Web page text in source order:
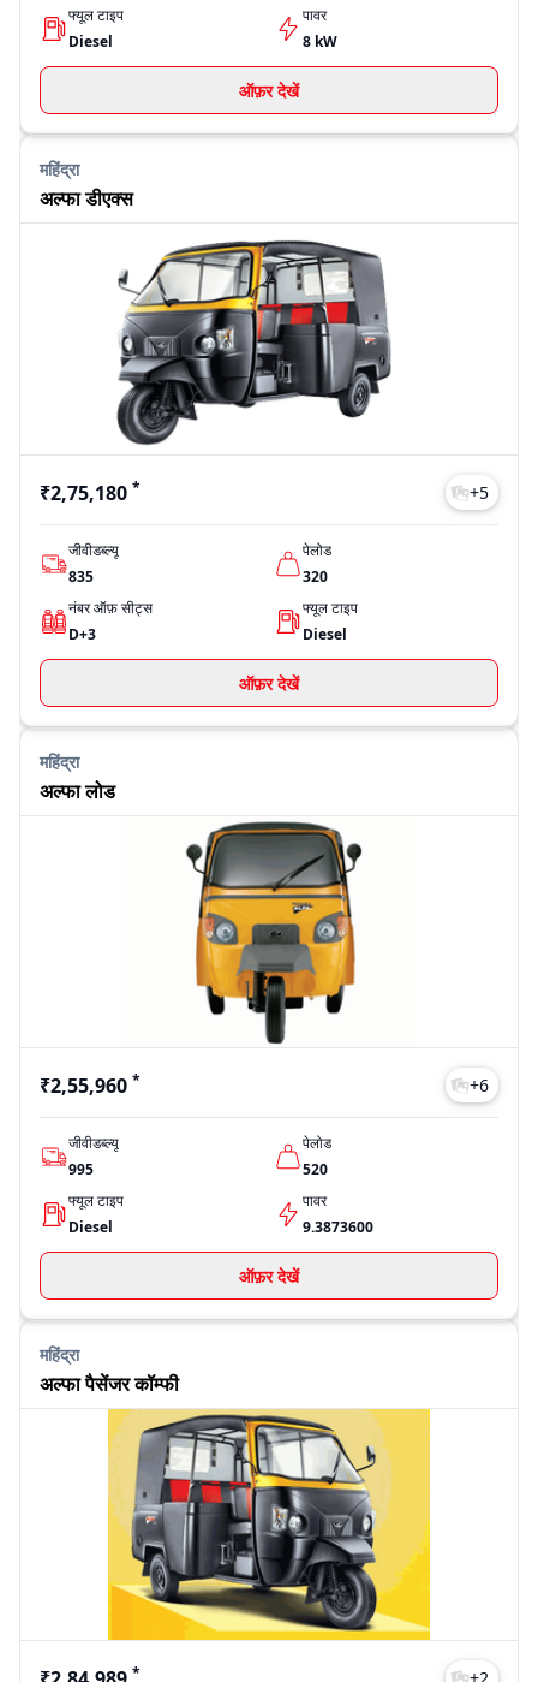
फ्यूल टाइप
Diesel
पावर
8 kW
ऑफ़र देखें
महिंद्रा
अल्फा डीएक्स
₹2,75,180 * +5
जीवीडब्ल्यू
835
पेलोड
320
नंबर ऑफ़ सीट्स
D+3
फ्यूल टाइप
Diesel
ऑफ़र देखें
महिंद्रा
अल्फा लोड
₹2,55,960 * +6
जीवीडब्ल्यू
995
पेलोड
520
फ्यूल टाइप
Diesel
पावर
9.3873600
ऑफ़र देखें
महिंद्रा
अल्फा पैसेंजर कॉम्फी
*